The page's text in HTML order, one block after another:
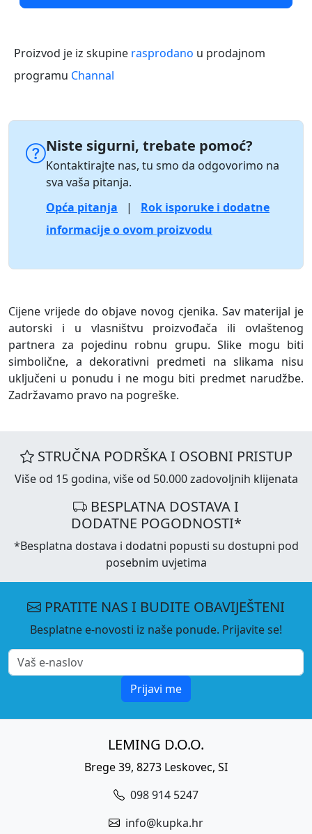
Proizvod je iz skupine rasprodano u prodajnom
programu Channal
Niste sigurni, trebate pomoć?
Kontaktirajte nas, tu smo da odgovorimo na
sva vaša pitanja.
Opća pitanja
|
Rok isporuke i dodatne
informacije o ovom proizvodu
Cijene vrijede do objave novog cjenika. Sav materijal je
autorski i u vlasništvu proizvođača ili ovlaštenog
partnera za pojedinu robnu grupu. Slike mogu biti
simbolične, a dekorativni predmeti na slikama nisu
uključeni u ponudu i ne mogu biti predmet narudžbe.
Zadržavamo pravo na pogreške.
STRUČNA PODRŠKA I OSOBNI PRISTUP
Više od 15 godina, više od 50.000 zadovoljnih klijenata
BESPLATNA DOSTAVA I
DODATNE POGODNOSTI*
*Besplatna dostava i dodatni popusti su dostupni pod
posebnim uvjetima
PRATITE NAS I BUDITE OBAVIJEŠTENI
Besplatne e-novosti iz naše ponude. Prijavite se!
Prijavi me
LEMING D.O.O.
Brege 39, 8273 Leskovec, SI
098 914 5247
info@kupka.hr